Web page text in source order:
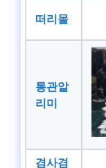
떠리몰
통관알
리미
겸사겸